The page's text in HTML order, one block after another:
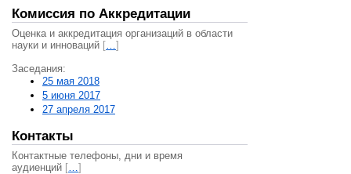
Комиссия по Аккредитации
Оценка и аккредитация организаций в области
науки и инноваций […]
Заседания:
25 мая 2018
5 июня 2017
27 апреля 2017
Контакты
Контактные телефоны, дни и время
аудиенций […]